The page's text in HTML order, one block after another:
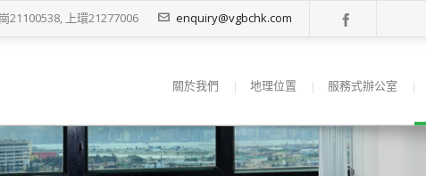
21100538, 上環21277006 enquiry@vgbchk.com
關於我們 地理位置 服務式辦公室